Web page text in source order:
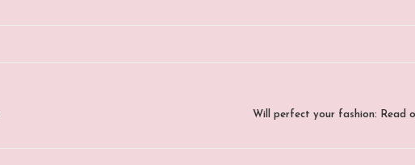
Will perfect your fashion: Read